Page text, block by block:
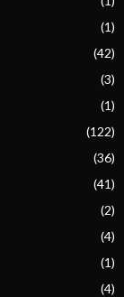
(1)
(42)
(3)
(1)
(122)
(36)
(41)
(2)
(4)
(1)
(4)